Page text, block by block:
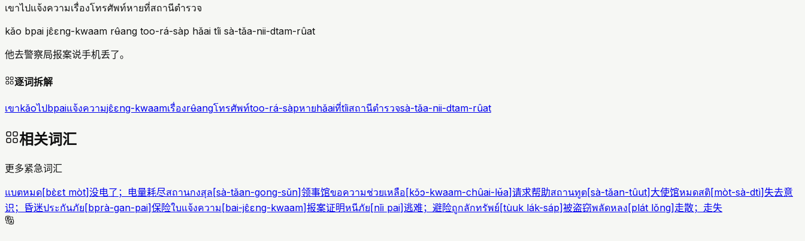
เขาไปแจ้งความเรื่องโทรศัพท์หายที่สถานีตำรวจ
kǎo bpai jɛ̂ɛng-kwaam rʉ̂ang too-rá-sàp hǎai tîi sà-tǎa-nii-dtam-rûat
他去警察局报案说手机丢了。
逐词拆解
เขาkǎoไปbpaiแจ้งความjɛ̂ɛng-kwaamเรื่องrʉ̂angโทรศัพท์too-rá-sàpหายhǎaiที่tîiสถานีตำรวจsà-tǎa-nii-dtam-rûat
相关词汇
更多紧急词汇
แบตหมด[bɛ̀ɛt mòt]没电了；电量耗尽สถานกงสุล[sà-tǎan-gong-sǔn]领事馆ขอความช่วยเหลือ[kɔ̌ɔ-kwaam-chûai-lʉ̌a]请求帮助สถานทูต[sà-tǎan-tûut]大使馆หมดสติ[mòt-sà-dtì]失去意
识；昏迷ประกันภัย[bprà-gan-pai]保险ใบแจ้งความ[bai-jɛ̂ɛng-kwaam]报案证明หนีภัย[nǐi pai]逃难；避险ถูกลักทรัพย์[tùuk lák-sáp]被盗窃พลัดหลง[plát lǒng]走散；走失